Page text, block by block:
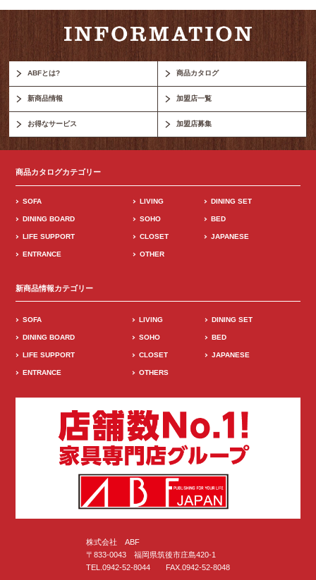
ABFとは? 商品カタログ
新商品情報 加盟店一覧
お得なサービス 加盟店募集
商品カタログカテゴリー
SOFA LIVING DINING SET
DINING BOARD SOHO BED
LIFE SUPPORT CLOSET JAPANESE
ENTRANCE OTHER
新商品情報カテゴリー
SOFA LIVING DINING SET
DINING BOARD SOHO BED
LIFE SUPPORT CLOSET JAPANESE
ENTRANCE OTHERS
株式会社 ABF
〒833-0043 福岡県筑後市庄島420-1
TEL.0942-52-8044 FAX.0942-52-8048